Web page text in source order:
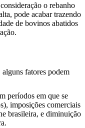
o rebanho
pode acabar trazendo
de bovinos abatidos
fatores podem
períodos em que se
imposições comerciais
brasileira, e diminuição